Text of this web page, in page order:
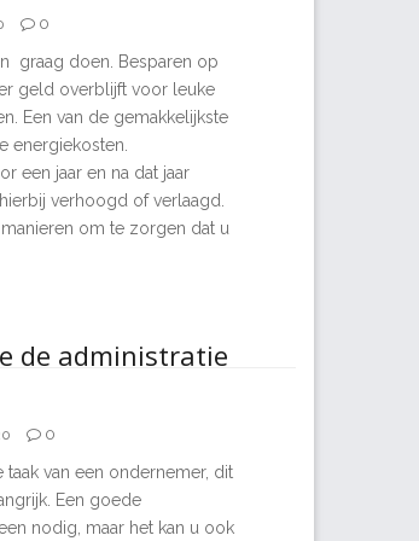
0
graag doen. Besparen op
geld overblijft voor leuke
Een van de gemakkelijkste
energiekosten.
een jaar en na dat jaar
verhoogd of verlaagd.
om te zorgen dat u
de administratie
0
taak van een ondernemer, dit
Een goede
nodig, maar het kan u ook